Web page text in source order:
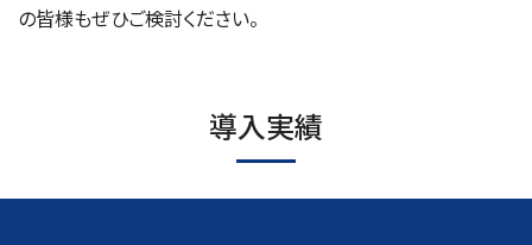
の皆様もぜひご検討ください。
導入実績